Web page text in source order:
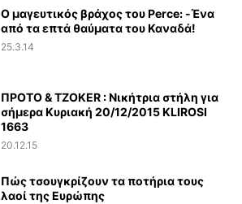
Ο μαγευτικός βράχος του Perce: -Ένα
από τα επτά θαύματα του Καναδά!
25.3.14
ΠΡΟΤΟ & TZOKER : Νικήτρια στήλη για
σήμερα Κυριακή 20/12/2015 KLIROSI
1663
20.12.15
Πώς τσουγκρίζουν τα ποτήρια τους
λαοί της Ευρώπης